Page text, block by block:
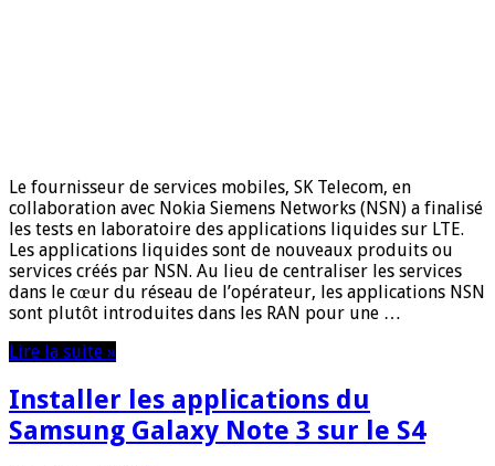
Le fournisseur de services mobiles, SK Telecom, en
collaboration avec Nokia Siemens Networks (NSN) a finalisé
les tests en laboratoire des applications liquides sur LTE.
Les applications liquides sont de nouveaux produits ou
services créés par NSN. Au lieu de centraliser les services
dans le cœur du réseau de l’opérateur, les applications NSN
sont plutôt introduites dans les RAN pour une …
Lire la suite »
Installer les applications du
Samsung Galaxy Note 3 sur le S4